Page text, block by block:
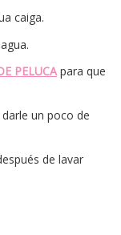
caiga.
PELUCA para que
un poco de
de lavar